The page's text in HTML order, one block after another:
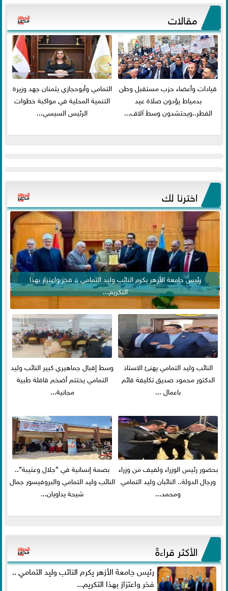
مقالات
قيادات وأعضاء حزب مستقبل وطن
بدمياط يؤدون صلاة عيد
الفطر..ويحتشدون وسط آلاف...
التمامي وأبوحجازي يثمنان جهد وزيرة
التنمية المحلية في مواكبة خطوات
الرئيس السيسي...
اخترنا لك
رئيس جامعة الأزهر يكرم النائب وليد التمامي .. فخر واعتزاز بهذا
التكريم...
النائب وليد التمامي يهنئ الاستاذ
الدكتور محمود صديق تكليفة قائم
باعمال ...
وسط إقبال جماهيري كبير النائب وليد
التمامي يختتم أضخم قافلة طبية
مجانية...
بحضور رئيس الوزراء ولفيف من وزراء
ورجال الدولة.. النائبان وليد التمامي
ومحمد...
بصمة إنسانية في ”جلال وعتيبة”..
النائب وليد التمامي والبروفيسور جمال
شيحة يداويان...
الأكثر قراءةً
رئيس جامعة الأزهر يكرم النائب وليد التمامي ..
فخر واعتزاز بهذا التكريم...